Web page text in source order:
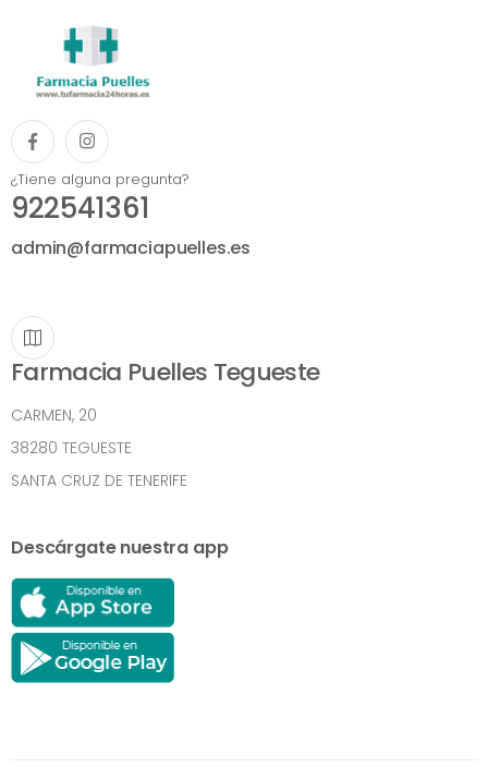
¿Tiene alguna pregunta?
922541361
admin@farmaciapuelles.es
Farmacia Puelles Tegueste
CARMEN, 20
38280 TEGUESTE
SANTA CRUZ DE TENERIFE
Descárgate nuestra app